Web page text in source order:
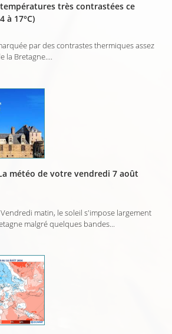
très contrastées ce
à 17°C)
par des contrastes thermiques assez
la Bretagne....
météo de votre vendredi 7 août
matin, le soleil s'impose largement
malgré quelques bandes...